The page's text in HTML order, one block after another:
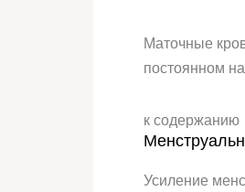
Маточные
постоянном
к содержанию
Усиление